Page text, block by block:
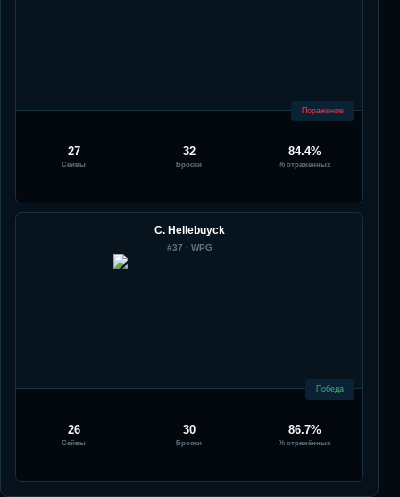
Поражение
27
Сейвы
32
Броски
84.4%
% отражённых
C. Hellebuyck
#37 · WPG
Победа
26
Сейвы
30
Броски
86.7%
% отражённых